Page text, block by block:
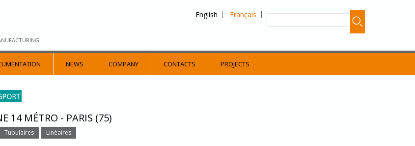
English Français
NEWS COMPANY CONTACTS PROJECTS
14 MÉTRO - PARIS (75)
Tubulaires Linéaires